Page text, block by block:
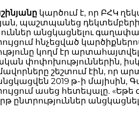
կարծում է, որ ԲՀԿ
պաշտպանեց
անցկացնելու
հնչեցված
կողմ էր
փոփոխություններին,
շեշտում էին, որ
2019 թ-ի մայիսին,
ասեց հետեւյալը. «Եթե
ընտրություններ